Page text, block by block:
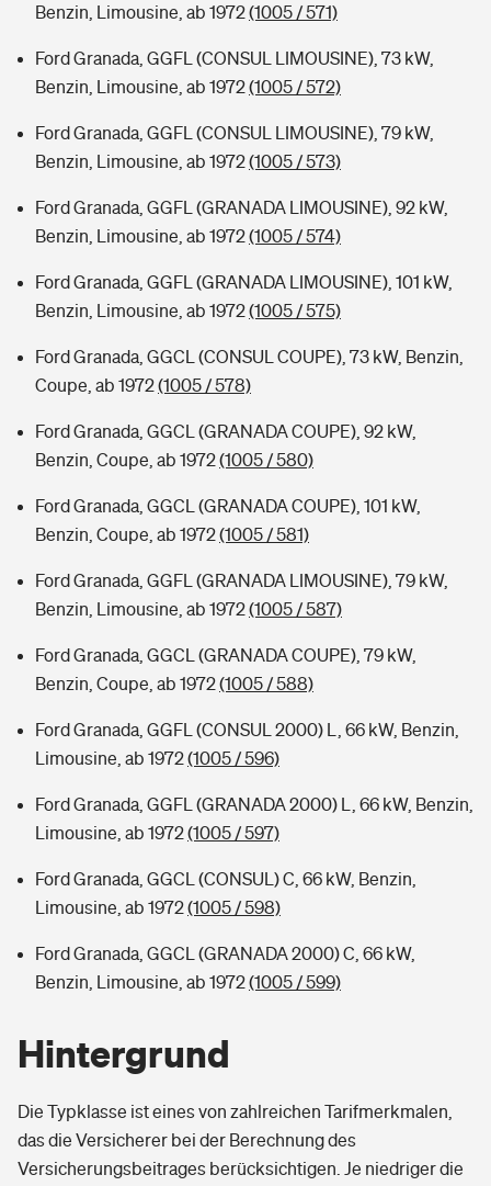
Benzin, Limousine, ab 1972(1005 / 571)
Ford Granada, GGFL (CONSUL LIMOUSINE), 73 kW,
Benzin, Limousine, ab 1972(1005 / 572)
Ford Granada, GGFL (CONSUL LIMOUSINE), 79 kW,
Benzin, Limousine, ab 1972(1005 / 573)
Ford Granada, GGFL (GRANADA LIMOUSINE), 92 kW,
Benzin, Limousine, ab 1972(1005 / 574)
Ford Granada, GGFL (GRANADA LIMOUSINE), 101 kW,
Benzin, Limousine, ab 1972(1005 / 575)
Ford Granada, GGCL (CONSUL COUPE), 73 kW, Benzin,
Coupe, ab 1972(1005 / 578)
Ford Granada, GGCL (GRANADA COUPE), 92 kW,
Benzin, Coupe, ab 1972(1005 / 580)
Ford Granada, GGCL (GRANADA COUPE), 101 kW,
Benzin, Coupe, ab 1972(1005 / 581)
Ford Granada, GGFL (GRANADA LIMOUSINE), 79 kW,
Benzin, Limousine, ab 1972(1005 / 587)
Ford Granada, GGCL (GRANADA COUPE), 79 kW,
Benzin, Coupe, ab 1972(1005 / 588)
Ford Granada, GGFL (CONSUL 2000) L, 66 kW, Benzin,
Limousine, ab 1972(1005 / 596)
Ford Granada, GGFL (GRANADA 2000) L, 66 kW, Benzin,
Limousine, ab 1972(1005 / 597)
Ford Granada, GGCL (CONSUL) C, 66 kW, Benzin,
Limousine, ab 1972(1005 / 598)
Ford Granada, GGCL (GRANADA 2000) C, 66 kW,
Benzin, Limousine, ab 1972(1005 / 599)
Hintergrund
Die Typklasse ist eines von zahlreichen Tarifmerkmalen,
das die Versicherer bei der Berechnung des
Versicherungsbeitrages berücksichtigen. Je niedriger die